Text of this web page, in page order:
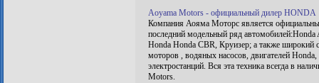
Aoyama Motors - официальный дилер HONDA
Компания Аояма Моторс является
последний модельный ряд
Honda Honda CBR, Круизер; а также широкий
моторов , водяных насосов, двигателей
электростанций. Вся эта техника всегда в
Motors.